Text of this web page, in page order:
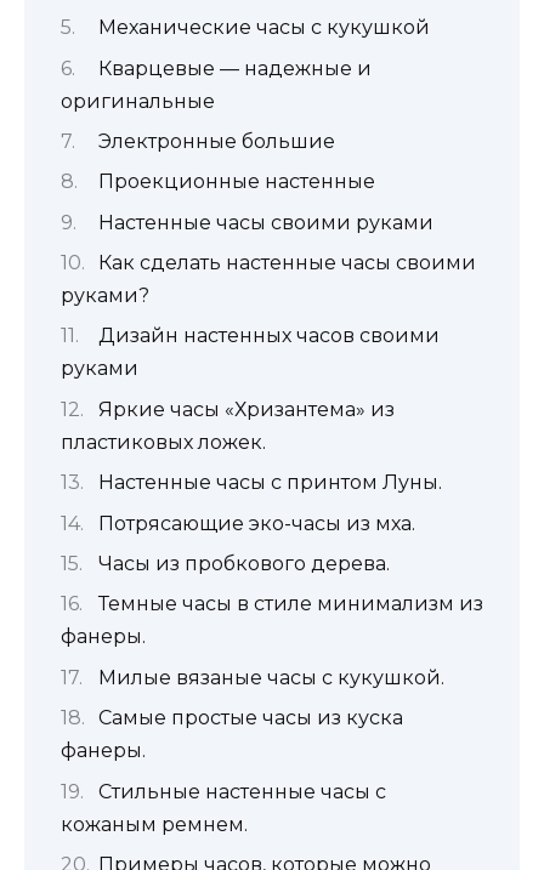
Механические часы с кукушкой
Кварцевые — надежные и
оригинальные
Электронные большие
Проекционные настенные
Настенные часы своими руками
Как сделать настенные часы своими
руками?
Дизайн настенных часов своими
руками
Яркие часы «Хризантема» из
пластиковых ложек.
Настенные часы с принтом Луны.
Потрясающие эко-часы из мха.
Часы из пробкового дерева.
Темные часы в стиле минимализм из
фанеры.
Милые вязаные часы с кукушкой.
Самые простые часы из куска
фанеры.
Стильные настенные часы с
кожаным ремнем.
Примеры часов, которые можно